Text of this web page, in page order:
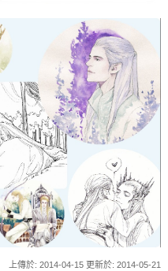
上傳於: 2014-04-15 更新於: 2014-05-21